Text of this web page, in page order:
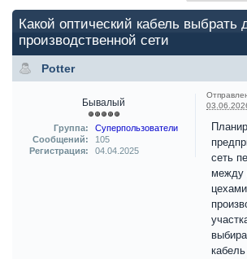
Какой оптический кабель выбрать
производственной сети
Potter
Бывалый
Группа:
Суперпользователи
Сообщений:
105
Регистрация:
04.04.2025
сеть
между